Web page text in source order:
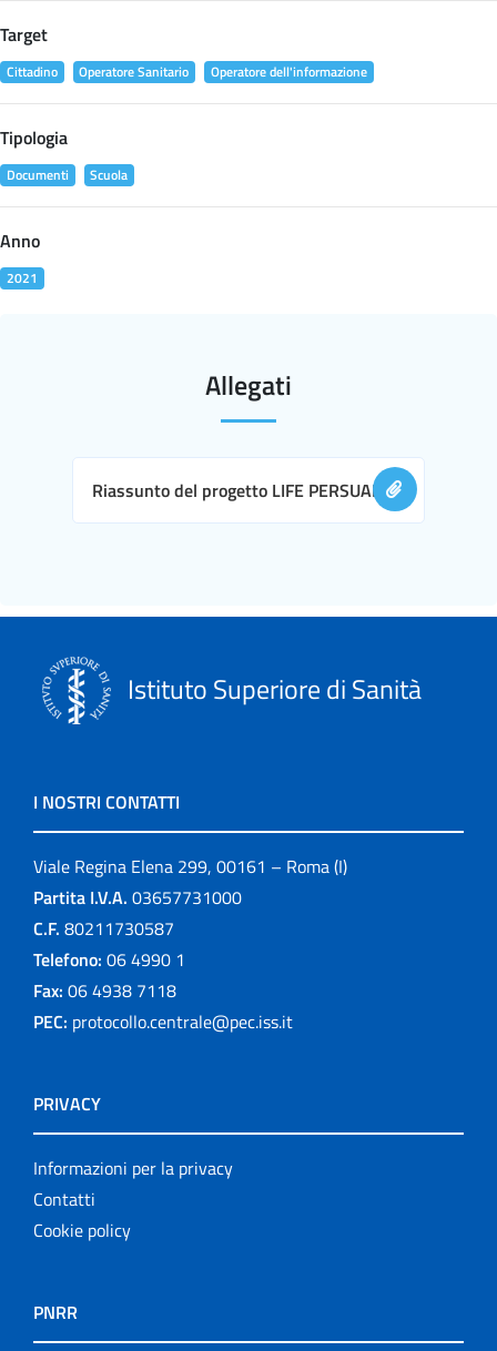
Target
Cittadino Operatore Sanitario Operatore dell'informazione
Tipologia
Documenti Scuola
Anno
2021
Allegati
Riassunto del progetto LIFE PERSUADED
Istituto Superiore di Sanità
I NOSTRI CONTATTI
Viale Regina Elena 299, 00161 – Roma (I)
Partita I.V.A. 03657731000
C.F. 80211730587
Telefono: 06 4990 1
Fax: 06 4938 7118
PEC: protocollo.centrale@pec.iss.it
PRIVACY
Informazioni per la privacy
Contatti
Cookie policy
PNRR